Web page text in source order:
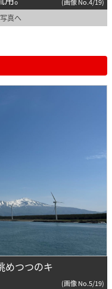
真へ
めつつのキ
(画像 No.5/19)